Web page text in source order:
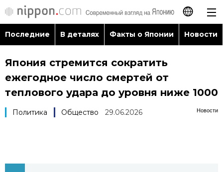
日本語
English
Последние
Последние В деталях Факты о Японии Новости
Япония стремится сократить
ежегодное число смертей от
теплового удара до уровня ниже 1000
Новости
Политика Общество 29.06.2026